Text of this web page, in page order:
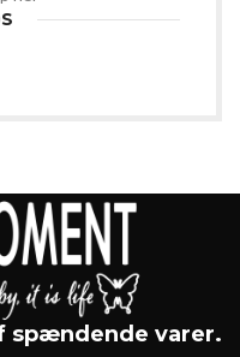
spændende varer.